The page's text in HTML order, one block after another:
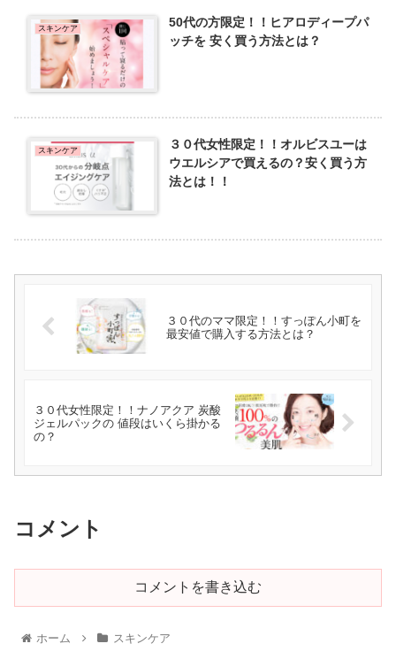
スキンケア
50代の方限定！！ヒアロディープパ
ッチを 安く買う方法とは？
スキンケア
３０代女性限定！！オルビスユーは
ウエルシアで買えるの？安く買う方
法とは！！
３０代のママ限定！！すっぽん小町を
最安値で購入する方法とは？
３０代女性限定！！ナノアクア 炭酸
ジェルパックの 値段はいくら掛かる
の？
コメント
コメントを書き込む
ホーム スキンケア